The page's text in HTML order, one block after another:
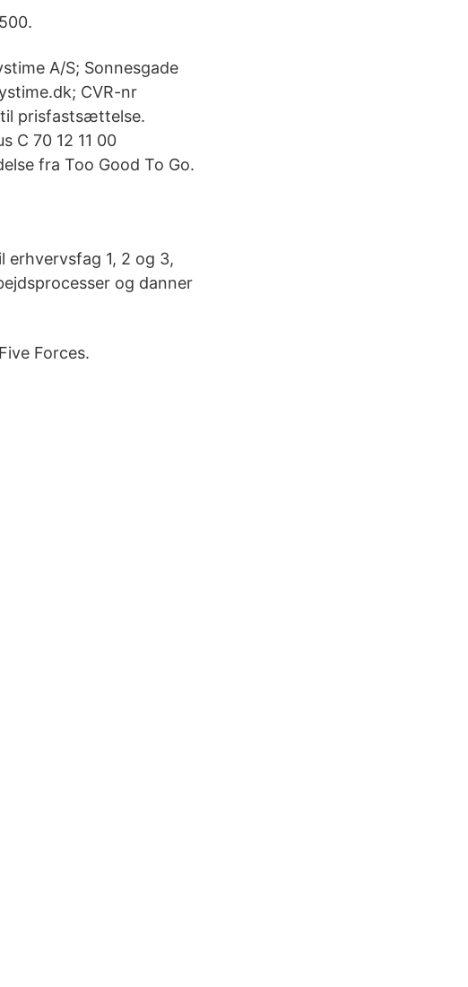
A/S; Sonnesgade
CVR-nr
til prisfastsættelse.
C 70 12 11 00
fra Too Good To Go.
erhvervsfag 1, 2 og 3,
og danner
Forces.